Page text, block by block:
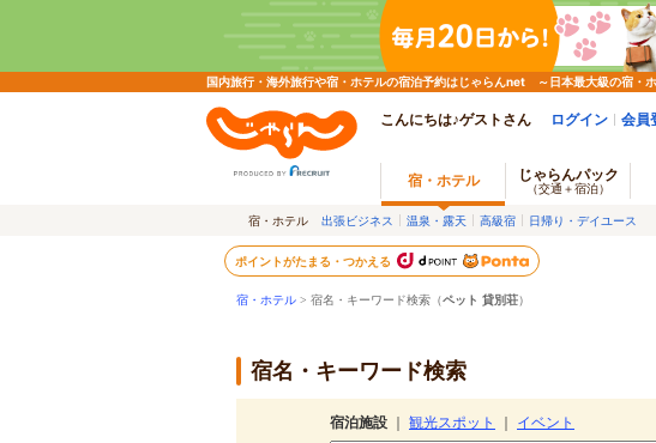
国内旅行・海外旅行や宿・ホテルの宿泊予約はじゃらんnet ～日本最大級の宿・
こんにちは♪ゲストさん ログイン 会員
宿・ホテル じゃらんパック
（交通＋宿泊）
宿・ホテル 出張ビジネス 温泉・露天 高級宿 日帰り・デイユース
ポイントがたまる・つかえる
宿・ホテル > 宿名・キーワード検索（ペット 貸別荘）
宿名・キーワード検索
宿泊施設 観光スポット
イベント